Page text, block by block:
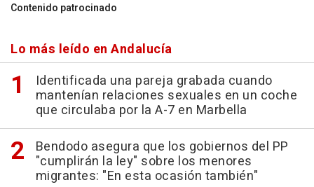
Contenido patrocinado
Lo más leído en Andalucía
Identificada una pareja grabada cuando
mantenían relaciones sexuales en un coche
que circulaba por la A-7 en Marbella
Bendodo asegura que los gobiernos del PP
"cumplirán la ley" sobre los menores
migrantes: "En esta ocasión también"